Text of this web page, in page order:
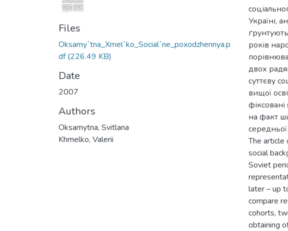
Files
Oksamy`tna_Xmel`ko_Social`ne_poxodzhennya.p
df(226.49 KB)
Date
2007
Authors
Oksamytna, Svitlana
Khmelko, Valerii
Україні,
років
двох
суттєву
вищої
на факт
середньої
The article
social
Soviet
later – up
compare
cohorts,
obtaining